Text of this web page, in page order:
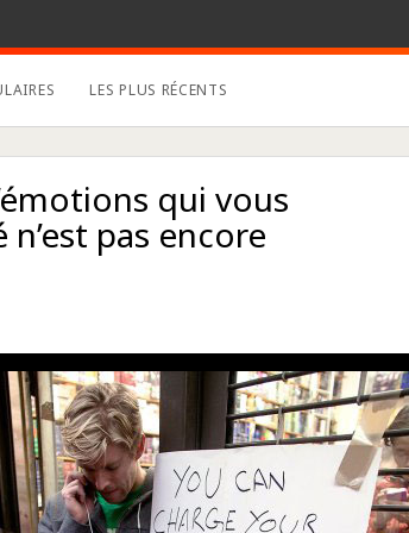
LES PLUS RÉCENTS
qui vous
pas encore